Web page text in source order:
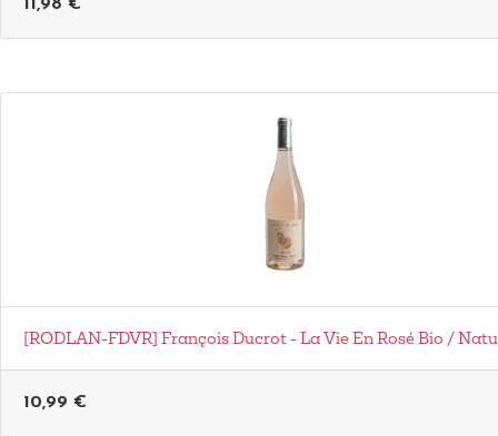
11,98 €
[RODLAN-FDVR] François Ducrot - La Vie En Rosé Bio /
10,99 €